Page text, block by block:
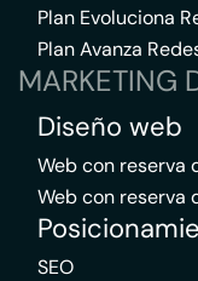
Plan Evoluciona
Plan Avanza
MARKETING
Diseño web
Web con reserva
Web con reserva
SEO